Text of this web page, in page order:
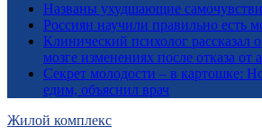
Названы ухудшающие
Россиян научили правильно есть
Клинический психолог рассказал
мозге изменениях после отказа от
Секрет молодости – в картошке:
едим, объяснил врач
Жилой комплекс